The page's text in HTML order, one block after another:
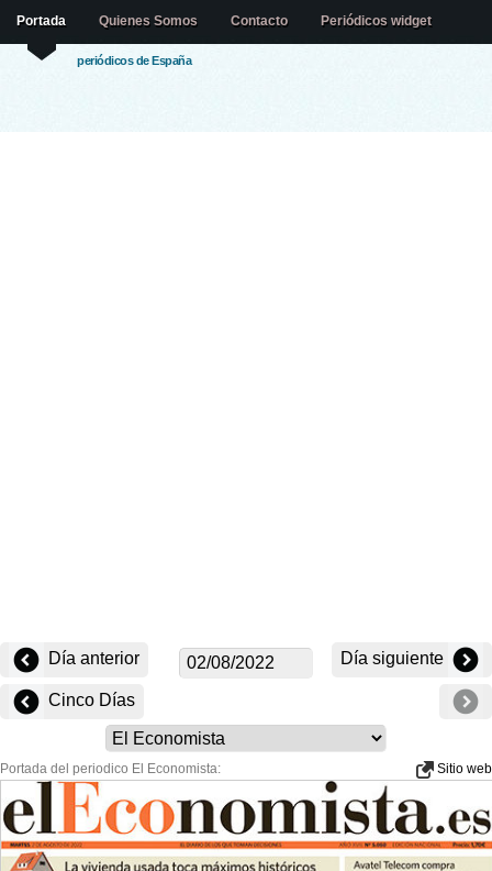
periódicos de España
Portada Quienes Somos Contacto Periódicos widget
Día anterior Día siguiente
Cinco Días
Portada del periodico El Economista: Sitio web